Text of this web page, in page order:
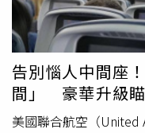
AI資本支出（AI Capex
服器供應鏈。7月30日
（GDP）初值，盤後
注AWS雲端服務及
灣科技供應鏈走勢。7
出物價指數（Core
慕驊指出，核心PCE是
告別惱人中間座
間」 豪華升級
美國聯合航空（United